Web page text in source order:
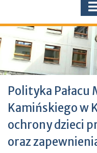
Polityka Pałacu
Kamińskiego w
ochrony dzieci
oraz